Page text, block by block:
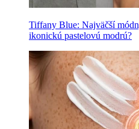
Tiffany Blue: Najväčší
ikonickú pastelovú modrú?